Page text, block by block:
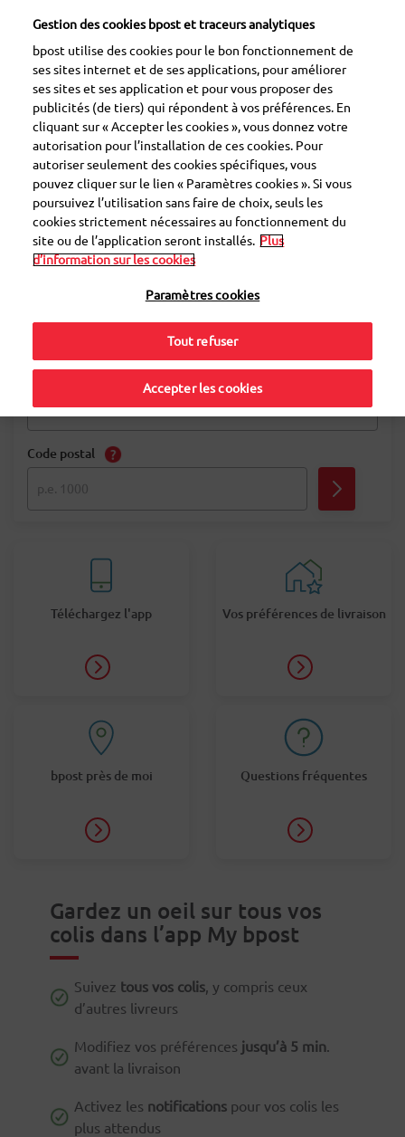
Suivez tous vos colis dans une seule app
My bpost
Gratuit - sur Google Play
Afficher
Suivez votre
envoi
Réduisons ensemble les émissions de CO
Consultez nos astuces
Suivez votre envoi
Code-barres
Code postal
Téléchargez l'app Vos préférences de livraison
bpost près de moi Questions fréquentes
Gardez un oeil sur tous vos
colis dans l’app My bpost
Suivez tous vos colis, y compris ceux
d’autres livreurs
Modifiez vos préférences jusqu’à 5 min.
avant la livraison
Activez les notificationspour vos colis les
plus attendus
Gestion des cookies bpost et traceurs analytiques
bpost utilise des cookies pour le bon fonctionnement de
ses sites internet et de ses applications, pour améliorer
ses sites et ses application et pour vous proposer des
publicités (de tiers) qui répondent à vos préférences. En
cliquant sur « Accepter les cookies », vous donnez votre
autorisation pour l’installation de ces cookies. Pour
autoriser seulement des cookies spécifiques, vous
pouvez cliquer sur le lien « Paramètres cookies ». Si vous
poursuivez l’utilisation sans faire de choix, seuls les
cookies strictement nécessaires au fonctionnement du
site ou de l’application seront installés. Plus
d’information sur les cookies
Paramètres cookies
Tout refuser
Accepter les cookies